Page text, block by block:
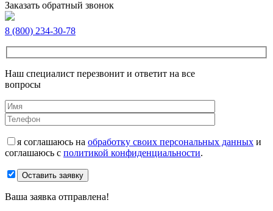
Заказать обратный звонок
8 (800) 234-30-78
Наш специалист перезвонит и ответит на все
вопросы
я соглашаюсь на обработку своих персональных данных и
соглашаюсь с политикой конфиденциальности.
Оставить заявку
Ваша заявка отправлена!